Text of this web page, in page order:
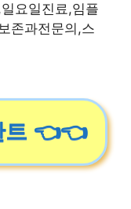
요일진료,임플
존과전문의,스
트 👈👈